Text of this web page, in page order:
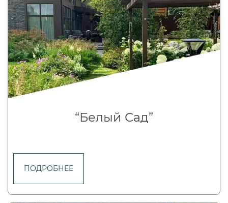
“Белый Сад”
ПОДРОБНЕЕ